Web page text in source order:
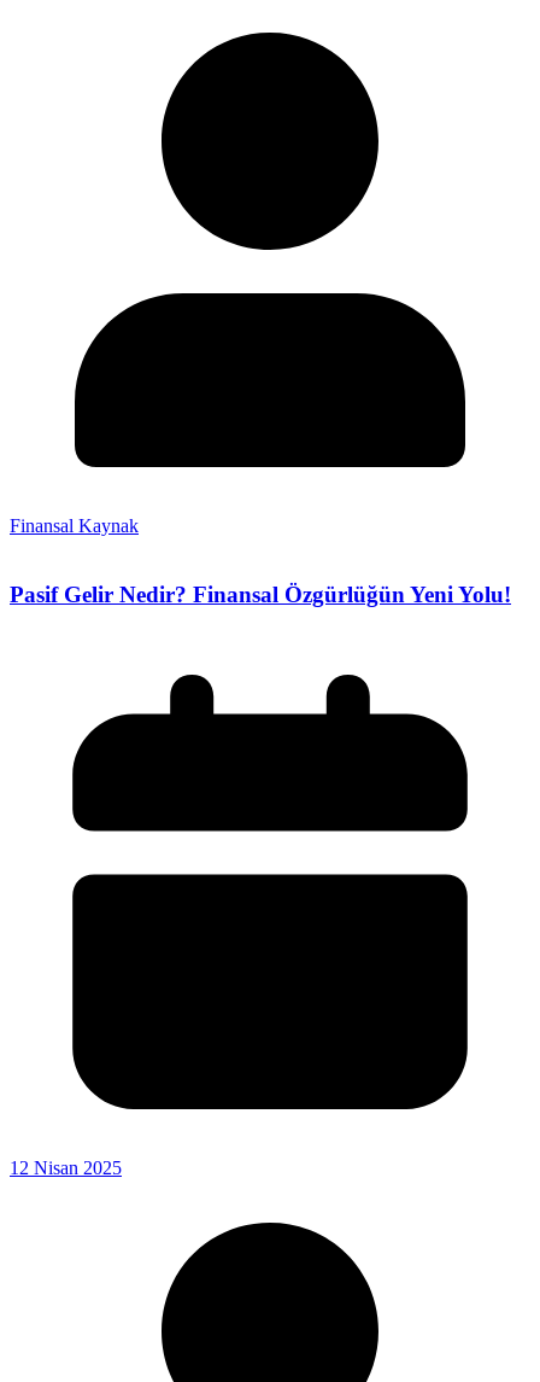
Finansal Kaynak
Pasif Gelir Nedir? Finansal Özgürlüğün Yeni Yolu!
12 Nisan 2025